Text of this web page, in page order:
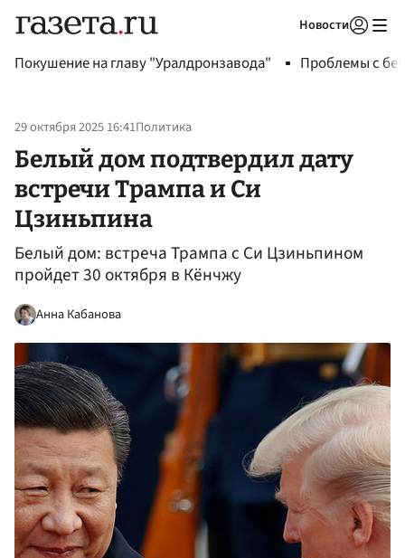
Новости
Покушение на главу "Уралдронзавода" Проблемы с
29 октября 2025 16:41Политика
Белый дом подтвердил дату
встречи Трампа и Си
Цзиньпина
Белый дом: встреча Трампа с Си Цзиньпином
пройдет 30 октября в Кёнчжу
Анна Кабанова